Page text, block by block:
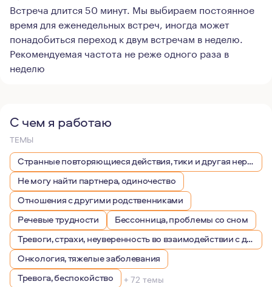
Встреча длится 50 минут. Мы выбираем постоянное
время для еженедельных встреч, иногда может
понадобиться переход к двум встречам в неделю.
Рекомендуемая частота не реже одного раза в
неделю
С чем я работаю
ТЕМЫ
Странные повторяющиеся действия, тики и другая нервная симптоматика
Не могу найти партнера, одиночество
Отношения с другими родственниками
Речевые трудности
Бессонница, проблемы со сном
Тревоги, страхи, неуверенность во взаимодействии с другими людьми
Онкология, тяжелые заболевания
Тревога, беспокойство
+ 72 темы